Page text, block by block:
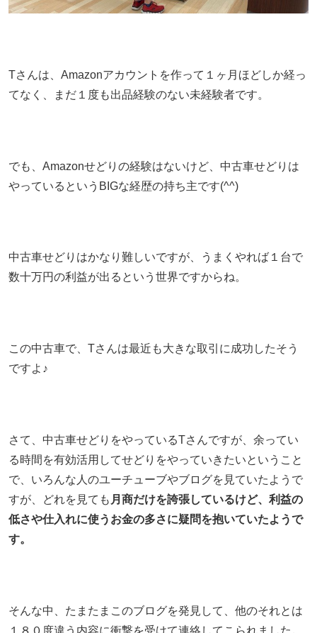
Tさんは、Amazonアカウントを作って１ヶ月ほどしか経っ
てなく、まだ１度も出品経験のない未経験者です。
でも、Amazonせどりの経験はないけど、中古車せどりは
やっているというBIGな経歴の持ち主です(^^)
中古車せどりはかなり難しいですが、うまくやれば１台で
数十万円の利益が出るという世界ですからね。
この中古車で、Tさんは最近も大きな取引に成功したそう
ですよ♪
さて、中古車せどりをやっているTさんですが、余ってい
る時間を有効活用してせどりをやっていきたいということ
で、いろんな人のユーチューブやブログを見ていたようで
すが、どれを見ても 月商だけを誇張しているけど、利益の
低さや仕入れに使うお金の多さに疑問を抱いていたようで
す。
そんな中、たまたまこのブログを発見して、他のそれとは
１８０度違う内容に衝撃を受けて連絡してこられました。